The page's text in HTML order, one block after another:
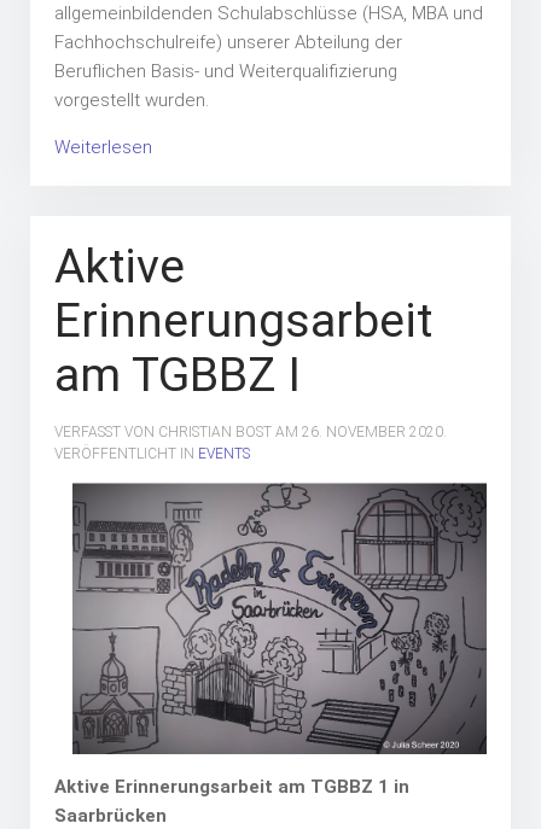
allgemeinbildenden Schulabschlüsse (HSA, MBA und
Fachhochschulreife) unserer Abteilung der
Beruflichen Basis- und Weiterqualifizierung
vorgestellt wurden.
Weiterlesen
Aktive
Erinnerungsarbeit
am TGBBZ I
VERFASST VON CHRISTIAN BOST AM 26. NOVEMBER 2020.
VERÖFFENTLICHT IN EVENTS
Aktive Erinnerungsarbeit am TGBBZ 1 in
Saarbrücken